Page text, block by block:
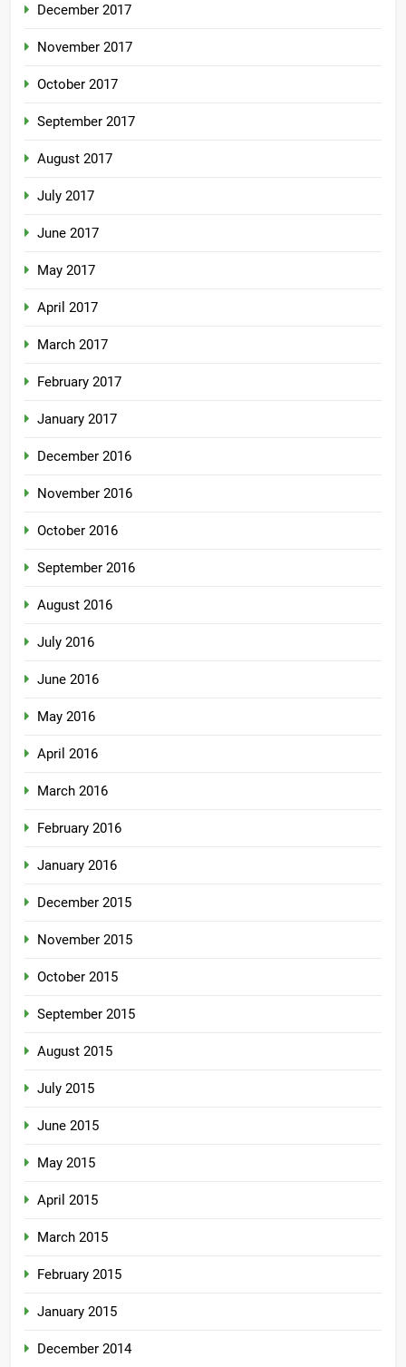
December 2017
November 2017
October 2017
September 2017
August 2017
July 2017
June 2017
May 2017
April 2017
March 2017
February 2017
January 2017
December 2016
November 2016
October 2016
September 2016
August 2016
July 2016
June 2016
May 2016
April 2016
March 2016
February 2016
January 2016
December 2015
November 2015
October 2015
September 2015
August 2015
July 2015
June 2015
May 2015
April 2015
March 2015
February 2015
January 2015
December 2014